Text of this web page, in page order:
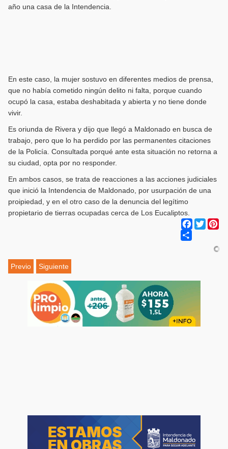
año una casa de la Intendencia.
En este caso, la mujer sostuvo en diferentes medios de prensa,
que no había cometido ningún delito ni falta, porque cuando
ocupó la casa, estaba deshabitada y abierta y no tiene donde
vivir.
Es oriunda de Rivera y dijo que llegó a Maldonado en busca de
trabajo, pero que lo ha perdido por las permanentes citaciones
de la Policía. Consultada porqué ante esta situación no retorna a
su ciudad, opta por no responder.
En ambos casos, se trata de reacciones a las acciones judiciales
que inició la Intendencia de Maldonado, por usurpación de una
proipiedad, y en el otro caso de la denuncia del legítimo
propietario de tierras ocupadas cerca de Los Eucaliptos.
Facebook
Twitter
Previo Siguiente